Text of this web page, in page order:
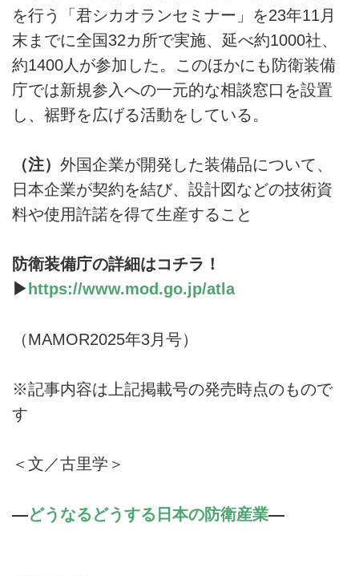
を行う「君シカオランセミナー」を23年11月
末までに全国32カ所で実施、延べ約1000社、
約1400人が参加した。このほかにも防衛装備
庁では新規参入への一元的な相談窓口を設置
し、裾野を広げる活動をしている。
（注） 外国企業が開発した装備品について、
日本企業が契約を結び、設計図などの技術資
料や使用許諾を得て生産すること
防衛装備庁の詳細はコチラ！
▶ https://www.mod.go.jp/atla
（MAMOR2025年3月号）
※記事内容は上記掲載号の発売時点のもので
す
＜文／古里学＞
―どうなるどうする日本の防衛産業―